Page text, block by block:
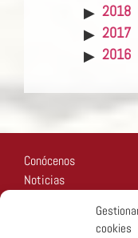
cookies
2018
2017
2016
Conócenos
Noticias